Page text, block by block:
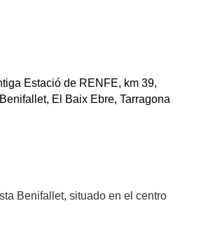
Estació de RENFE, km 39,
El Baix Ebre, Tarragona
Benifallet, situado en el centro